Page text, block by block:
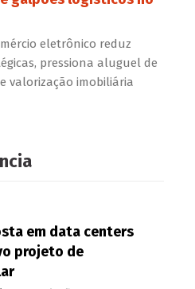
eletrônico reduz
pressiona aluguel de
valorização imobiliária
em data centers
projeto de